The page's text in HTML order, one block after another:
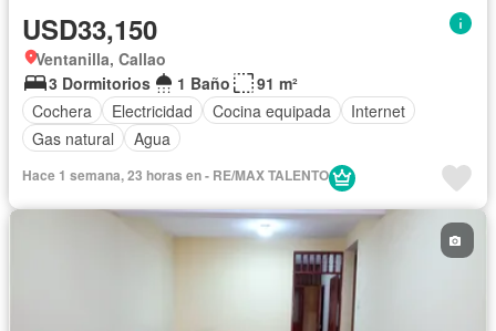
USD33,150
Ventanilla, Callao
3 Dormitorios
1 Baño
91 m²
Cochera
Electricidad Cocina equipada
Internet
Gas natural
Agua
Hace 1 semana, 23 horas en - RE/MAX TALENTO